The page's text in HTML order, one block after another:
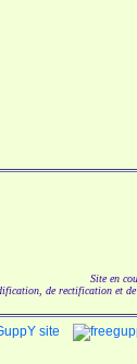
Site en
de rectification et